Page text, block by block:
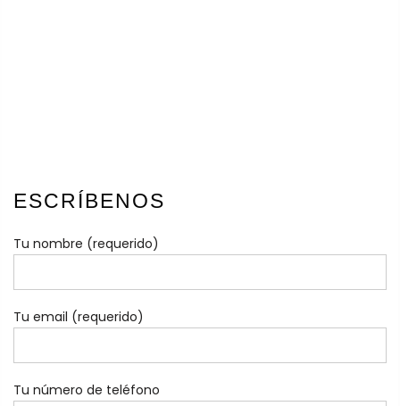
ESCRÍBENOS
Tu nombre (requerido)
Tu email (requerido)
Tu número de teléfono